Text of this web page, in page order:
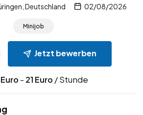
Deutschland 02/08/2026
Minijob
Jetzt bewerben
Euro - 21 Euro / Stunde